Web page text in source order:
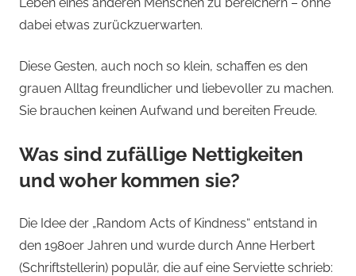
dabei etwas zurückzuerwarten.
Diese Gesten, auch noch so klein, schaffen es den
grauen Alltag freundlicher und liebevoller zu machen.
Sie brauchen keinen Aufwand und bereiten Freude.
Was sind zufällige Nettigkeiten
und woher kommen sie?
Die Idee der „Random Acts of Kindness“ entstand in
den 1980er Jahren und wurde durch Anne Herbert
(Schriftstellerin) populär, die auf eine Serviette schrieb: